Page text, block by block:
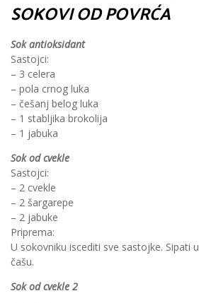
SOKOVI OD POVRĆA
Sok antioksidant
Sastojci:
– 3 celera
– pola crnog luka
– češanj belog luka
– 1 stabljika brokolija
– 1 jabuka
Sok od cvekle
Sastojci:
– 2 cvekle
– 2 šargarepe
– 2 jabuke
Priprema:
U sokovniku iscediti sve sastojke. Sipati u
čašu.
Sok od cvekle 2